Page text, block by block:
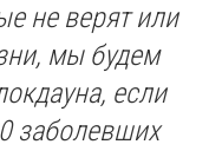
не верят или
мы будем
если
заболевших